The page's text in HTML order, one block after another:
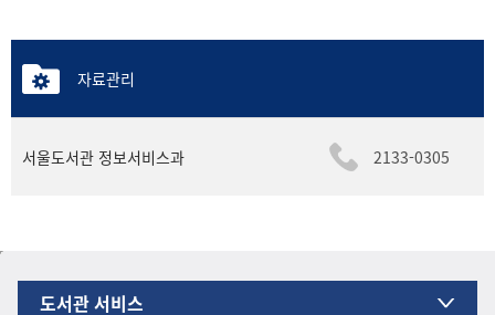
자료관리
서울도서관 정보서비스과 2133-0305
도서관 서비스